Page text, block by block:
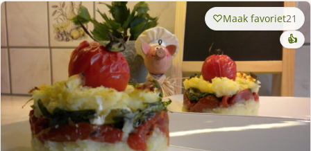
Maak favoriet21
👍